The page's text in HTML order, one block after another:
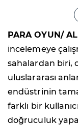
PARA OYUN/
incelemeye
sahalardan biri,
uluslararası
endüstrinin
farklı bir
doğruculuk